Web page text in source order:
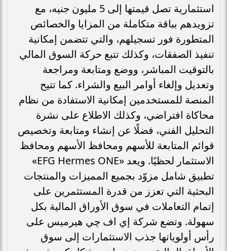
استثمارية تصل قيمتها إلى 5 مليون جنيه، مع
تزويدهم بباقة متكاملة من المزايا والخصائص
المتطورة فور تسجيلهم، والتي تتضمن إمكانية
تنفيذ الصفقات، وكذلك تتبع حركة السوق المالي
بالتوقيت المباشر، ووضع ومتابعة ومراجعة
وتعديل وإلغاء أوامر البيع والشراء. كما تتيح
المنصة للمستخدمين إمكانية الاستفادة من نظام
محاكاة افتراضي، وكذلك الاطلاع على نشرة
التحليل الفني، فضلًا عن إنشاء ومتابعة وتخصيص
قوائم المتابعة للأسهم ومحافظ الأسهم ومحافظ
الاستثمار لحظيًا. ويعد «EFG Hermes ONE»
تطبيق شامل مزوّد بجميع المميزات والمنتجات
البحثية التي تعزز من قدرة المستثمرين على
إتمام التعاملات في سوق الأوراق المالية بكل
سهولة. وتضع شركة إي اف چي هيرميس على
رأس أولوياتها جذب الاستثمارات إلى سوق